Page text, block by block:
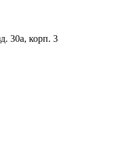
30а, корп. 3